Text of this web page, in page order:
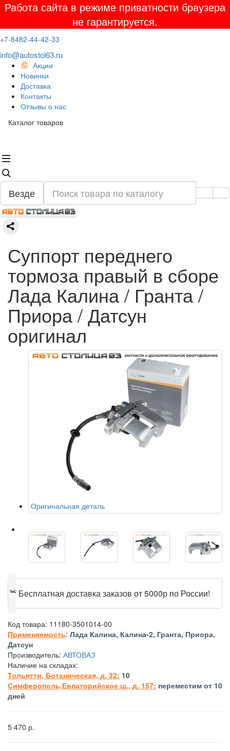
Работа сайта в режиме приватности браузера
не гарантируется.
+7-8482-44-42-33
info@autostol63.ru
Акции
Новинки
Доставка
Контакты
Отзывы о нас
Каталог товаров
Везде
Суппорт переднего
тормоза правый в сборе
Лада Калина / Гранта /
Приора / Датсун
оригинал
Оригинальная деталь
🎁 Бесплатная доставка заказов от 5000р по России!
Код товара: 11180-3501014-00
Применяемость: Лада Калина, Калина-2, Гранта, Приора,
Датсун
Производитель: АВТОВАЗ
Наличие на складах:
Тольятти, Ботаническая, д. 32: 10
Симферополь,Евпаторийское ш., д. 157: переместим от 10
дней
5 470 р.